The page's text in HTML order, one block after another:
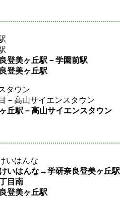
登美ヶ丘駅－学園前駅
登美ヶ丘駅
タウン
－高山サイエンスタウン
丘駅－高山サイエンスタウン
いはんな
はんな→学研奈良登美ヶ丘駅
目南
登美ヶ丘駅